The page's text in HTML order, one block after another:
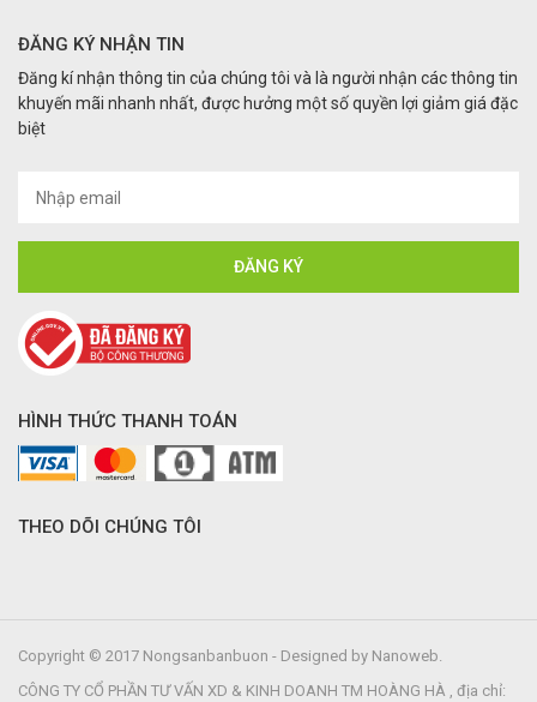
ĐĂNG KÝ NHẬN TIN
Đăng kí nhận thông tin của chúng tôi và là người nhận các thông tin
khuyến mãi nhanh nhất, được hưởng một số quyền lợi giảm giá đặc
biệt
HÌNH THỨC THANH TOÁN
THEO DÕI CHÚNG TÔI
Copyright © 2017 Nongsanbanbuon - Designed by Nanoweb.
CÔNG TY CỔ PHẦN TƯ VẤN XD & KINH DOANH TM HOÀNG HÀ , địa chỉ: